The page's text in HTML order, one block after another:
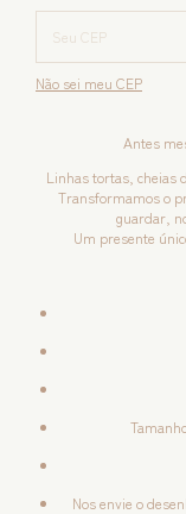
Não sei meu CEP
Antes
Linhas tortas, cheias
Transformamos o
guardar,
Um presente
Nos envie o